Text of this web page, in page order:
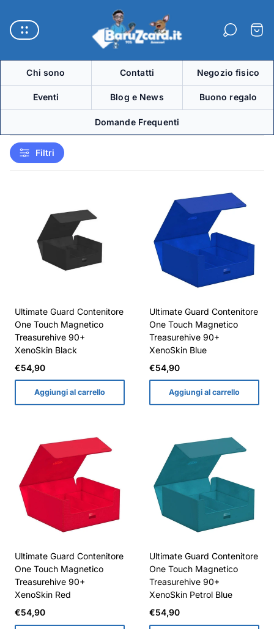
del
negozio"
Chi sono Contatti Negozio fisico
Eventi Blog e News Buono regalo
Domande Frequenti
Filtri
Ultimate Guard Contenitore
One Touch Magnetico
Treasurehive 90+
XenoSkin Black
Prezzo
normale
€54,90
Aggiungi al carrello
Ultimate Guard Contenitore
One Touch Magnetico
Treasurehive 90+
XenoSkin Blue
Prezzo
normale
€54,90
Aggiungi al carrello
Ultimate Guard Contenitore
One Touch Magnetico
Treasurehive 90+
XenoSkin Red
Prezzo
normale
€54,90
Ultimate Guard Contenitore
One Touch Magnetico
Treasurehive 90+
XenoSkin Petrol Blue
Prezzo
normale
€54,90